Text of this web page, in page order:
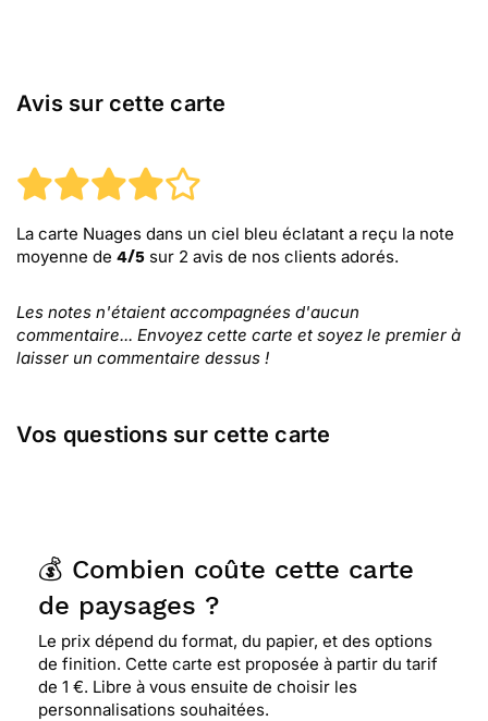
Avis sur cette carte
La carte Nuages dans un ciel bleu éclatant a reçu la note
moyenne de 4/5 sur 2 avis de nos clients adorés.
Les notes n'étaient accompagnées d'aucun
commentaire... Envoyez cette carte et soyez le premier à
laisser un commentaire dessus !
Vos questions sur cette carte
💰 Combien coûte cette carte
de paysages ?
Le prix dépend du format, du papier, et des options
de finition. Cette carte est proposée à partir du tarif
de 1 €. Libre à vous ensuite de choisir les
personnalisations souhaitées.